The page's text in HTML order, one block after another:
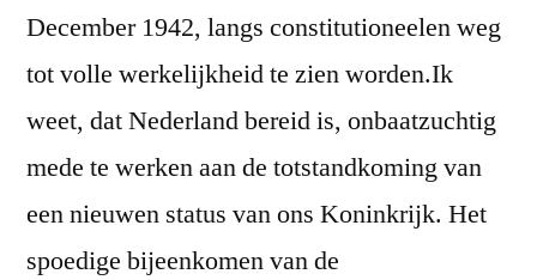
December 1942, langs constitutioneelen weg
tot volle werkelijkheid te zien worden.Ik
weet, dat Nederland bereid is, onbaatzuchtig
mede te werken aan de totstandkoming van
een nieuwen status van ons Koninkrijk. Het
spoedige bijeenkomen van de